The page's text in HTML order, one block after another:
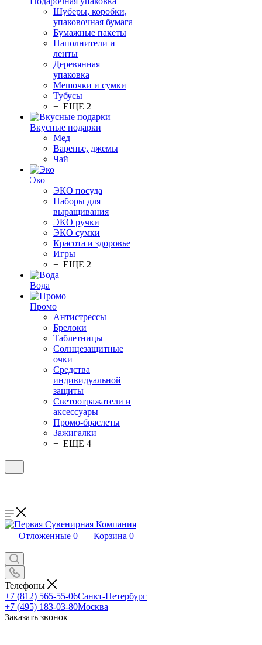
Шуберы, коробки,
упаковочная бумага
Бумажные пакеты
Наполнители и
ленты
Деревянная
упаковка
Мешочки и сумки
Тубусы
+ ЕЩЕ 2
Вкусные подарки
Мед
Варенье, джемы
Чай
Эко
ЭКО посуда
Наборы для
выращивания
ЭКО ручки
ЭКО сумки
Красота и здоровье
Игры
+ ЕЩЕ 2
Вода
Промо
Антистрессы
Брелоки
Таблетницы
Солнцезащитные
очки
Средства
индивидуальной
защиты
Светоотражатели и
аксессуары
Промо-браслеты
Зажигалки
+ ЕЩЕ 4
Отложенные 0 Корзина 0
Телефоны
+7 (812) 565-55-06Санкт-Петербург
+7 (495) 183-03-80Москва
Заказать звонок